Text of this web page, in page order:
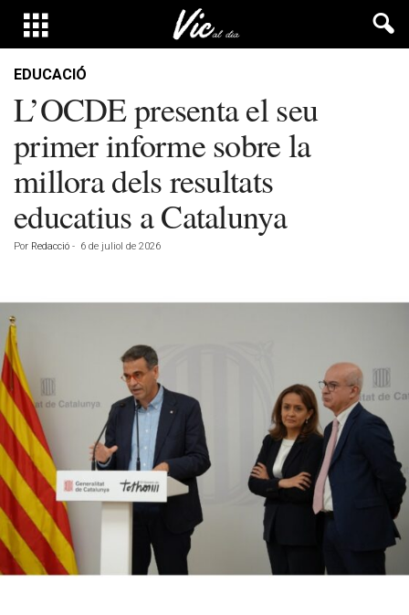
EDUCACIÓ
L’OCDE presenta el seu
primer informe sobre la
millora dels resultats
educatius a Catalunya
Por Redacció - 6 de juliol de 2026